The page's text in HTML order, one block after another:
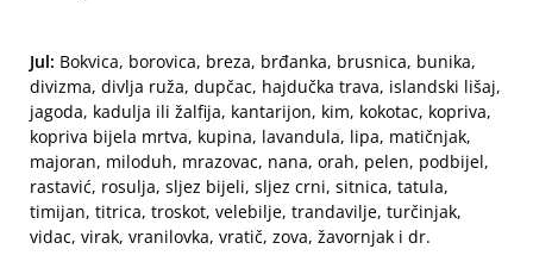
Jul: Bokvica, borovica, breza, brđanka, brusnica, bunika,
divizma, divlja ruža, dupčac, hajdučka trava, islandski lišaj,
jagoda, kadulja ili žalfija, kantarijon, kim, kokotac, kopriva,
kopriva bijela mrtva, kupina, lavandula, lipa, matičnjak,
majoran, miloduh, mrazovac, nana, orah, pelen, podbijel,
rastavić, rosulja, sljez bijeli, sljez crni, sitnica, tatula,
timijan, titrica, troskot, velebilje, trandavilje, turčinjak,
vidac, virak, vranilovka, vratič, zova, žavornjak i dr.